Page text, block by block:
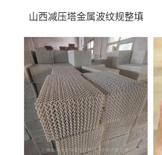
山西减压塔金属波纹规整填
料